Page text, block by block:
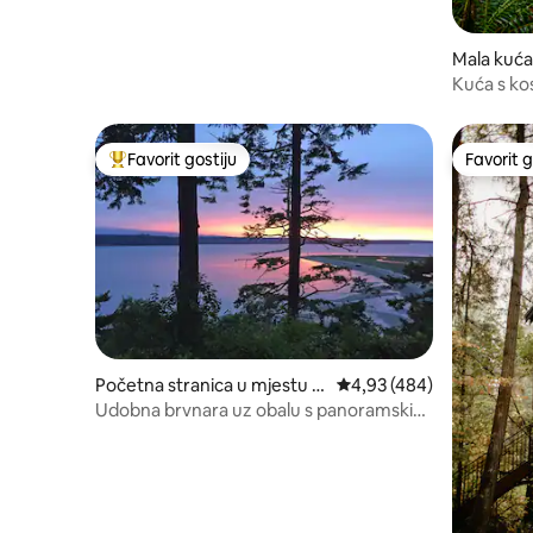
Mala
h
Kuća s
Glavni favorit gostiju
Favorit gostiju
Početna stranica u mjestu H
ansville
prosječna ocjena 4,93
4,93 (484)
Udobna brvnara uz obalu s panoramskim
Favorit
Favorit